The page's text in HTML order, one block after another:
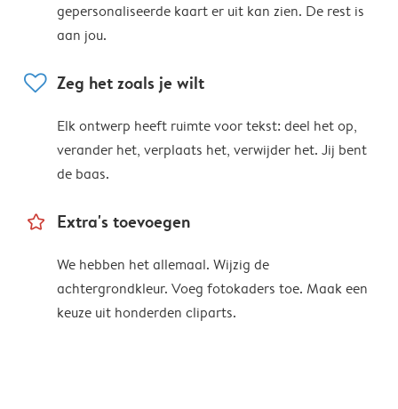
gepersonaliseerde kaart er uit kan zien. De rest is
aan jou.
heart Zeg het zoals je wilt
Elk ontwerp heeft ruimte voor tekst: deel het op,
verander het, verplaats het, verwijder het. Jij bent
de baas.
star_outline Extra's toevoegen
We hebben het allemaal. Wijzig de
achtergrondkleur. Voeg fotokaders toe. Maak een
keuze uit honderden cliparts.